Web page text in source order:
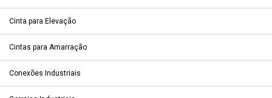
Cinta para Elevação
Cintas para Amarração
Conexões Industriais